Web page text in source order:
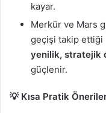
kayar.
Merkür ve Mars
geçişi takip ettiği
yenilik, stratejik
güçlenir.
💡 Kısa Pratik